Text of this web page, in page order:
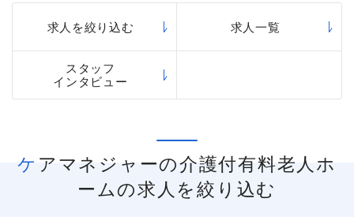
する必要があります。
「まどか」などのさまざまなシリーズの介護付有
求人を絞り込む 求人一覧
スタッフ
インタビュー
ケアマネジャーの介護付有料老人ホ
ームの求人を絞り込む